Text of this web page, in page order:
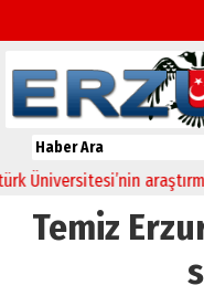
araştırma
Temiz